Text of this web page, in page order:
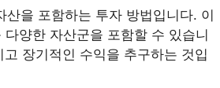
을 포함하는 투자 방법입니다. 이
양한 자산군을 포함할 수 있습니
장기적인 수익을 추구하는 것입